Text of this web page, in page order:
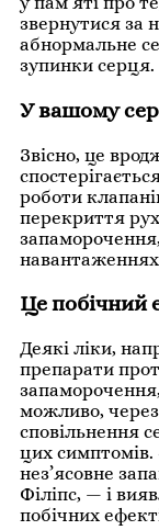
звернутися за
абнормальне
зупинки серця.
У вашому
Звісно, це
роботи
перекриття
Це побічний
Деякі ліки,
препарати
можливо,
сповільнення
цих симптомів.
нез’ясовне
Філіпс, — і
побічних